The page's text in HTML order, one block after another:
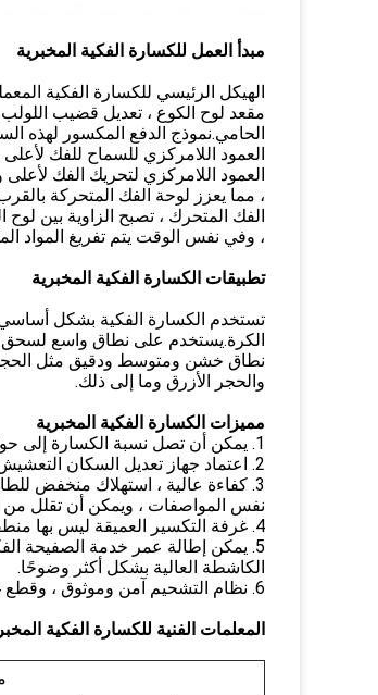
مبدأ العمل للكسارة الفكية المخبرية
الهيكل الرئيسي للكسارة الفكية
مقعد لوح الكوع ، تعديل قضيب اللولب
الحامي.نموذج الدفع المكسور لهذه
العمود اللامركزي للسماح للفك
العمود اللامركزي لتحريك الفك
، مما يعزز لوحة الفك المتحركة
الفك المتحرك ، تصبح الزاوية بين
، وفي نفس الوقت يتم تفريغ المواد
تطبيقات الكسارة الفكية المخبرية
تستخدم الكسارة الفكية بشكل
الكرة.يستخدم على نطاق واسع لسحق
نطاق خشن ومتوسط ​​ودقيق مثل الحجر
والحجر الأزرق وما إلى ذلك.
مميزات الكسارة الفكية المخبرية
1. يمكن أن تصل نسبة الكسارة إلى حوالي 13 في الحجم الموحد ؛
2. اعتماد جهاز تعديل السكان التعشيش التعشيش ، تعديل نطاق عملية كبيرة وموثوق بها ؛
نفس المواصفات ، ويمكن أن تقلل من
4. غرفة التكسير العميقة ليس بها منطقة ميتة ويمكن أن تزيد من قدرة التغذية والقدرة الإنتاجية.
الكاشطة العالية بشكل أكثر وضوحًا.
6. نظام التشحيم آمن وموثوق ، وقطع غيار مريحة ، وعبء الصيانة صغير.
المعلمات الفنية للكسارة الفكية